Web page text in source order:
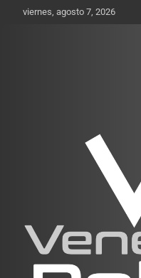
viernes, agosto 7, 2026